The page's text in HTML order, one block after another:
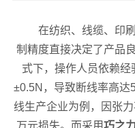
在纺织、线缆、印
制精度直接决定了产品
式下，操作人员依赖
±0.5N，导致断线率高达
线生产企业为例，因张
万元损失。而采用巧之